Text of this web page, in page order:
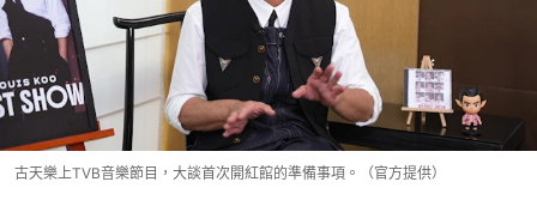
古天樂上TVB音樂節目，大談首次開紅館的準備事項。（官方提供）